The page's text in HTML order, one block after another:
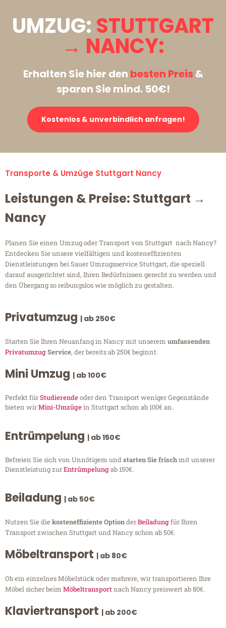
UMZUG: STUTTGART
→ NANCY:
Erhalten Sie hier den besten Preis&
sparen Sie mind. 50€!
Kostenlos & unverbindlich anfragen!
Transporte & Umzüge Stuttgart Nancy
Leistungen & Preise: Stuttgart →
Nancy
Planen Sie einen Umzug oder Transport von Stuttgart nach Nancy?
Entdecken Sie unsere vielfältigen und kosteneffizienten
Dienstleistungen bei Sauer Umzugsservice Stuttgart, die speziell
darauf ausgerichtet sind, Ihren Bedürfnissen gerecht zu werden und
den Übergang so reibungslos wie möglich zu gestalten.
Privatumzug | ab 250€
Starten Sie Ihren Neuanfang in Nancy mit unserem umfassenden
PrivatumzugService, der bereits ab 250€ beginnt.
Mini Umzug | ab 100€
Perfekt fürStudierendeoder den Transport weniger Gegenstände
bieten wirMini-Umzügein Stuttgart schon ab 100€ an.
Entrümpelung | ab 150€
Befreien Sie sich von Unnötigem undstarten Sie frischmit unserer
Dienstleistung zurEntrümpelungab 150€.
Beiladung | ab 50€
Nutzen Sie diekosteneffiziente OptionderBeiladungfür Ihren
Transport zwischen Stuttgart und Nancy schon ab 50€.
Möbeltransport | ab 80€
Ob ein einzelnes Möbelstück oder mehrere, wir transportieren Ihre
Möbel sicher beim Möbeltransportnach Nancy preiswert ab 80€.
Klaviertransport | ab 200€